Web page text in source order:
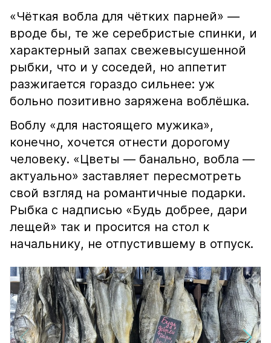
«Чёткая вобла для чётких парней» —
вроде бы, те же серебристые спинки, и
характерный запах свежевысушенной
рыбки, что и у соседей, но аппетит
разжигается гораздо сильнее: уж
больно позитивно заряжена воблёшка.
Воблу «для настоящего мужика»,
конечно, хочется отнести дорогому
человеку. «Цветы — банально, вобла —
актуально» заставляет пересмотреть
свой взгляд на романтичные подарки.
Рыбка с надписью «Будь добрее, дари
лещей» так и просится на стол к
начальнику, не отпустившему в отпуск.